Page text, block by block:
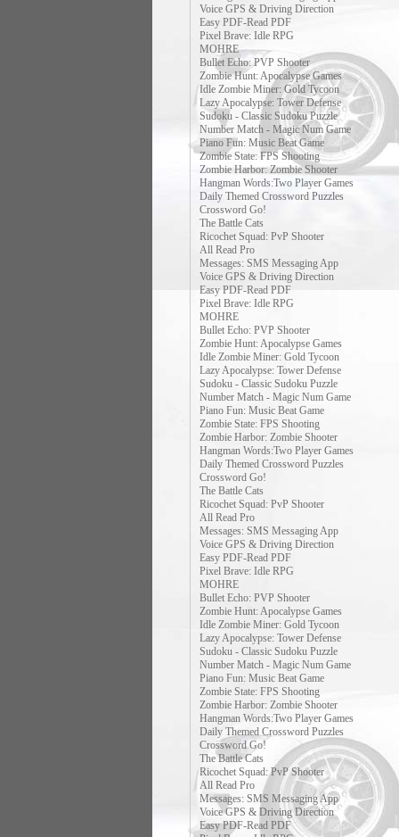
Voice GPS & Driving Direction
Easy PDF-Read PDF
Pixel Brave: Idle RPG
MOHRE
Bullet Echo: PVP Shooter
Zombie Hunt: Apocalypse Games
Idle Zombie Miner: Gold Tycoon
Lazy Apocalypse: Tower Defense
Sudoku - Classic Sudoku Puzzle
Number Match - Magic Num Game
Piano Fun: Music Beat Game
Zombie State: FPS Shooting
Zombie Harbor: Zombie Shooter
Hangman Words:Two Player Games
Daily Themed Crossword Puzzles
Crossword Go!
The Battle Cats
Ricochet Squad: PvP Shooter
All Read Pro
Messages: SMS Messaging App
Voice GPS & Driving Direction
Easy PDF-Read PDF
Pixel Brave: Idle RPG
MOHRE
Bullet Echo: PVP Shooter
Zombie Hunt: Apocalypse Games
Idle Zombie Miner: Gold Tycoon
Lazy Apocalypse: Tower Defense
Sudoku - Classic Sudoku Puzzle
Number Match - Magic Num Game
Piano Fun: Music Beat Game
Zombie State: FPS Shooting
Zombie Harbor: Zombie Shooter
Hangman Words:Two Player Games
Daily Themed Crossword Puzzles
Crossword Go!
The Battle Cats
Ricochet Squad: PvP Shooter
All Read Pro
Messages: SMS Messaging App
Voice GPS & Driving Direction
Easy PDF-Read PDF
Pixel Brave: Idle RPG
MOHRE
Bullet Echo: PVP Shooter
Zombie Hunt: Apocalypse Games
Idle Zombie Miner: Gold Tycoon
Lazy Apocalypse: Tower Defense
Sudoku - Classic Sudoku Puzzle
Number Match - Magic Num Game
Piano Fun: Music Beat Game
Zombie State: FPS Shooting
Zombie Harbor: Zombie Shooter
Hangman Words:Two Player Games
Daily Themed Crossword Puzzles
Crossword Go!
The Battle Cats
Ricochet Squad: PvP Shooter
All Read Pro
Messages: SMS Messaging App
Voice GPS & Driving Direction
Easy PDF-Read PDF